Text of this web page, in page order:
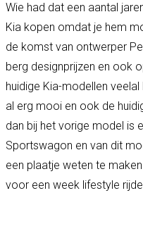
Wie had dat een aantal
Kia kopen omdat je hem
de komst van ontwerper
berg designprijzen en ook
huidige Kia-modellen veelal
al erg mooi en ook de
dan bij het vorige model is
Sportswagon en van dit
een plaatje weten te
voor een week lifestyle